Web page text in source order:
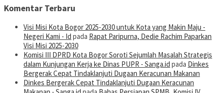
Komentar Terbaru
Visi Misi Kota Bogor 2025-2030 untuk Kota yang Makin Maju -
Negeri Kami - Id pada Rapat Paripurna, Dedie Rachim Paparkan
Visi Misi 2025-2030
Komisi III DPRD Kota Bogor Soroti Sejumlah Masalah Strategis
dalam Kunjungan Kerja ke Dinas PUPR - Sanga.id pada Dinkes
Bergerak Cepat Tindaklanjuti Dugaan Keracunan Makanan
Dinkes Bergerak Cepat Tindaklanjuti Dugaan Keracunan